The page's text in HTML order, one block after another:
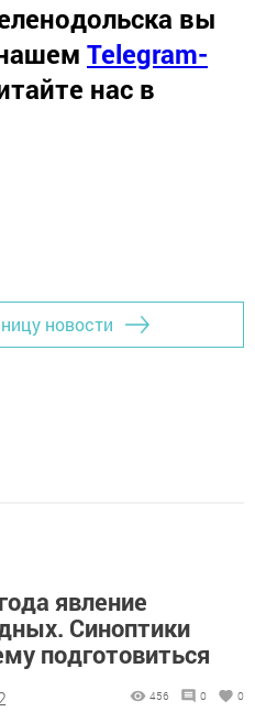
вы
Telegram-
нас в
новости
явление
Синоптики
подготовиться
456 0 0